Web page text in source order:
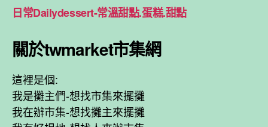
日常Dailydessert-常溫甜點.蛋糕.甜點
關於twmarket市集網
這裡是個:
我是攤主們-想找市集來擺攤
我在辦市集-想找攤主來擺攤